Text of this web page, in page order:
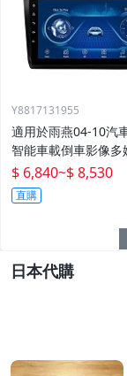
Y8817131955
適用於雨燕04-10汽
智能車載倒車影像多
機
$ 6,840~$ 8,530
直購
日本代購